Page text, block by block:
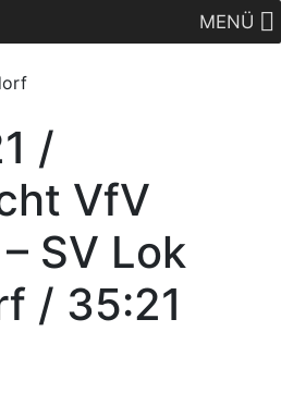
MENÜ
/
VfV
SV Lok
/ 35:21